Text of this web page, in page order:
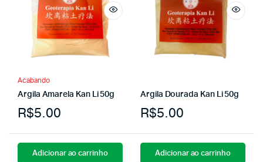
Argila Amarela Kan Li 50g
R$5.00
Acabando
Adicionar ao carrinho
Argila Dourada Kan Li 50g
R$5.00
Adicionar ao carrinho